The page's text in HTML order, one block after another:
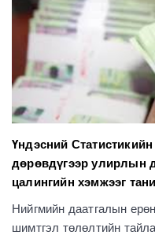
Үндэсний
дөрөвдүгээр улирлын
цалингийн хэмжээг
Нийгмийн даатгалын
шимтгэл төлөлтийн